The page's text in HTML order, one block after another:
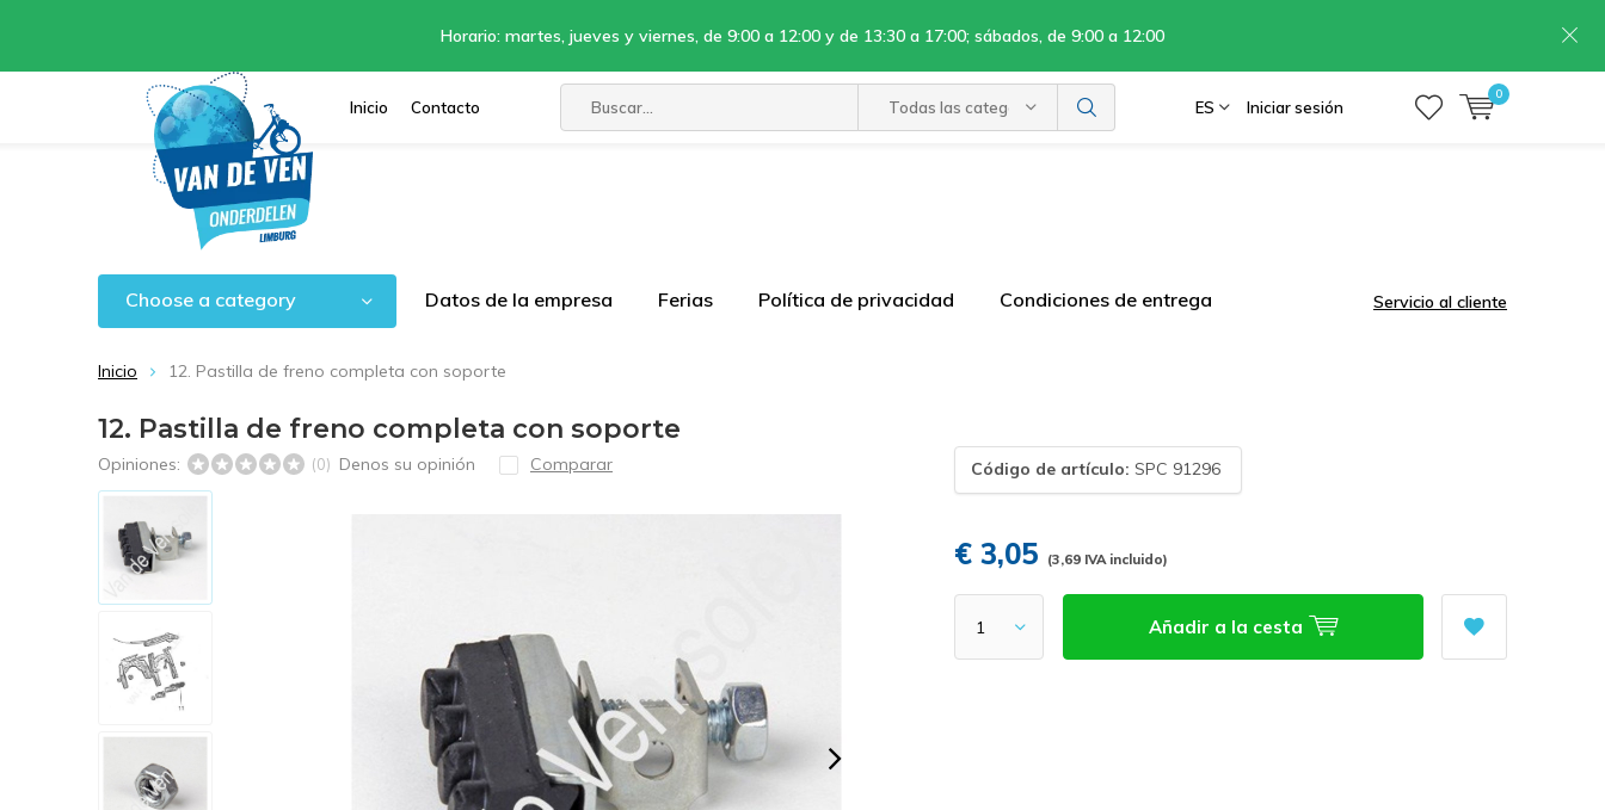
Inicio Contacto Todas las categorías ES Iniciar sesión
0
Horario: martes, jueves y viernes, de 9:00 a 12:00 y de 13:30 a 17:00; sábados, de 9:00 a 12:00
Choose a category Datos de la empresa Ferias Política de privacidad Condiciones de entrega Servicio al cliente
Inicio 12. Pastilla de freno completa con soporte
12. Pastilla de freno completa con soporte
Opiniones: (0) Denos su opinión Comparar Código de artículo: SPC 91296
€ 3,05 (3,69 IVA incluido)
Añadir a la cesta